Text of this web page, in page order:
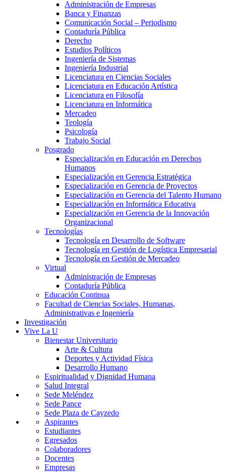
Administración de Empresas
Banca y Finanzas
Comunicación Social – Periodismo
Contaduría Pública
Derecho
Estudios Políticos
Ingeniería de Sistemas
Ingeniería Industrial
Licenciatura en Ciencias Sociales
Licenciatura en Educación Artística
Licenciatura en Filosofía
Licenciatura en Informática
Mercadeo
Teología
Psicología
Trabajo Social
Posgrado
Especialización en Educación en Derechos
Humanos
Especialización en Gerencia Estratégica
Especialización en Gerencia de Proyectos
Especialización en Gerencia del Talento Humano
Especialización en Informática Educativa
Especialización en Gerencia de la Innovación
Organizacional
Tecnologías
Tecnología en Desarrollo de Software
Tecnología en Gestión de Logística Empresarial
Tecnología en Gestión de Mercadeo
Virtual
Administración de Empresas
Contaduría Pública
Educación Continua
Facultad de Ciencias Sociales, Humanas,
Administrativas e Ingeniería
Investigación
Vive La U
Bienestar Universitario
Arte & Cultura
Deportes y Actividad Física
Desarrollo Humano
Espiritualidad y Dignidad Humana
Salud Integral
Sede Meléndez
Sede Pance
Sede Plaza de Cayzedo
Aspirantes
Estudiantes
Egresados
Colaboradores
Docentes
Empresas